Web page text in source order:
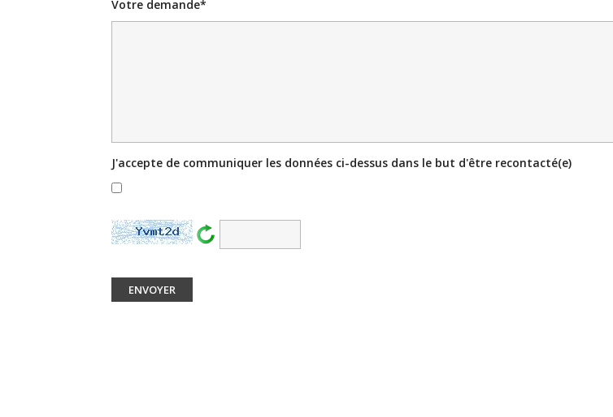
Votre demande*
J'accepte de communiquer les données ci-dessus dans le but d'être recontacté(e)